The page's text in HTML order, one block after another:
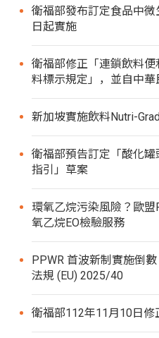
衛福部發布訂定食品中
日起實施
衛福部修正「連鎖飲料
料標示規定」，並自中華
新加坡實施飲料Nutri-
衛福部預告訂定「酸化
指引」草案
環氧乙烷污染風險？歐盟
氧乙烷EO檢驗服務
PPWR 首波新制實施倒
法規 (EU) 2025/40
衛福部112年11月10日修